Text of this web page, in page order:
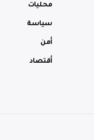
محليات
سياسة
أمن
أقتصاد